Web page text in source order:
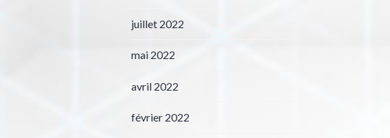
juillet 2022
mai 2022
avril 2022
février 2022